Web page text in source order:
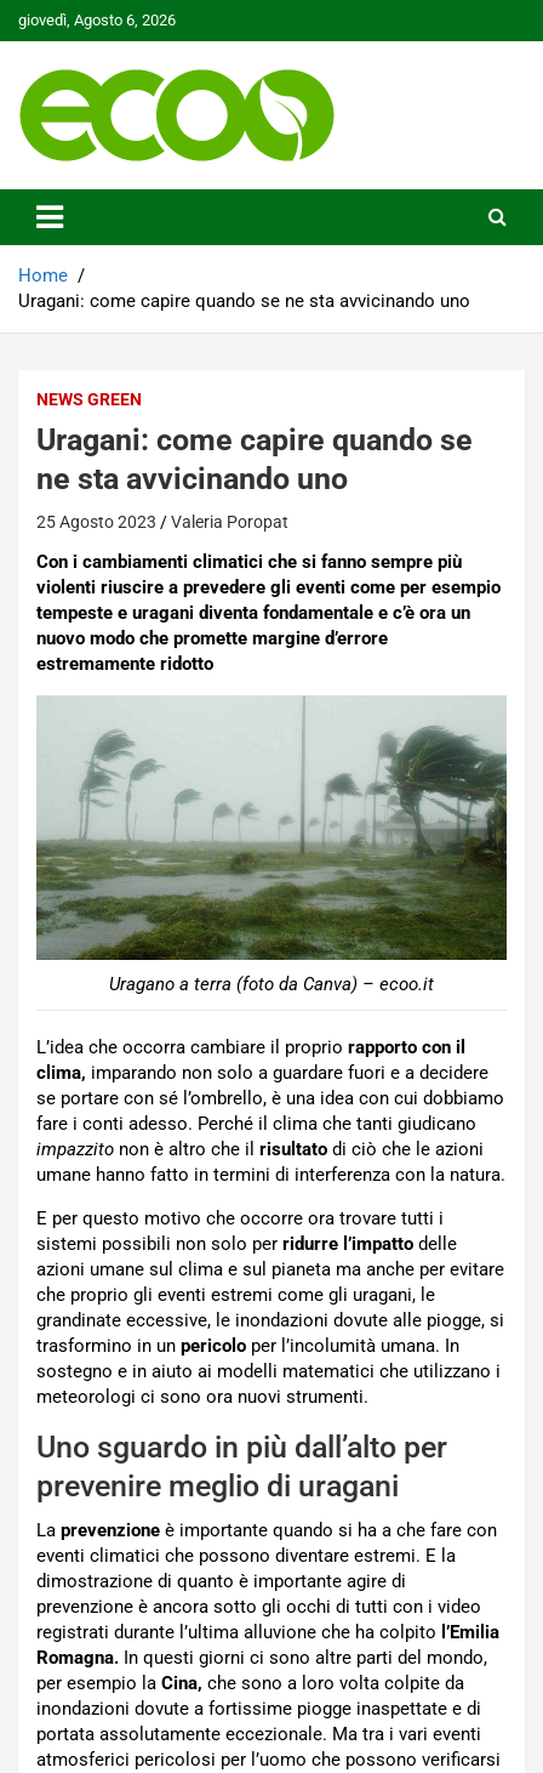
Skip
to
giovedì, Agosto 6, 2026
Ecoo.it
Home
Uragani: come capire quando se ne sta avvicinando uno
NEWS GREEN
Uragani: come capire quando se
ne sta avvicinando uno
25 Agosto 2023 Valeria Poropat
Con i cambiamenti climatici che si fanno sempre più
violenti riuscire a prevedere gli eventi come per esempio
tempeste e uragani diventa fondamentale e c’è ora un
nuovo modo che promette margine d’errore
estremamente ridotto
Uragano a terra (foto da Canva) – ecoo.it
L’idea che occorra cambiare il proprio rapporto con il
clima, imparando non solo a guardare fuori e a decidere
se portare con sé l’ombrello, è una idea con cui dobbiamo
fare i conti adesso. Perché il clima che tanti giudicano
impazzito non è altro che il risultato di ciò che le azioni
umane hanno fatto in termini di interferenza con la natura.
E per questo motivo che occorre ora trovare tutti i
sistemi possibili non solo per ridurre l’impatto delle
azioni umane sul clima e sul pianeta ma anche per evitare
che proprio gli eventi estremi come gli uragani, le
grandinate eccessive, le inondazioni dovute alle piogge, si
trasformino in un pericolo per l’incolumità umana. In
sostegno e in aiuto ai modelli matematici che utilizzano i
meteorologi ci sono ora nuovi strumenti.
Uno sguardo in più dall’alto per
prevenire meglio di uragani
La prevenzione è importante quando si ha a che fare con
eventi climatici che possono diventare estremi. E la
dimostrazione di quanto è importante agire di
prevenzione è ancora sotto gli occhi di tutti con i video
registrati durante l’ultima alluvione che ha colpito l’Emilia
Romagna. In questi giorni ci sono altre parti del mondo,
per esempio la Cina, che sono a loro volta colpite da
inondazioni dovute a fortissime piogge inaspettate e di
portata assolutamente eccezionale. Ma tra i vari eventi
atmosferici pericolosi per l’uomo che possono verificarsi